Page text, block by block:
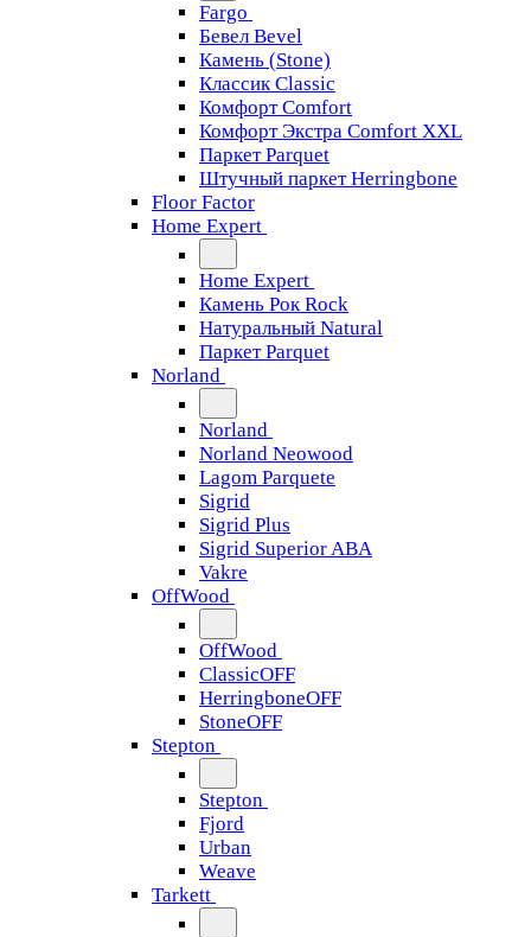
Fargo
Бевел Bevel
Камень (Stone)
Классик Classic
Комфорт Comfort
Комфорт Экстра Comfort XXL
Паркет Parquet
Штучный паркет Herringbone
Floor Factor
Home Expert
Home Expert
Камень Рок Rock
Натуральный Natural
Паркет Parquet
Norland
Norland
Norland Neowood
Lagom Parquete
Sigrid
Sigrid Plus
Sigrid Superior ABA
Vakre
OffWood
OffWood
ClassicOFF
HerringboneOFF
StoneOFF
Stepton
Stepton
Fjord
Urban
Weave
Tarkett